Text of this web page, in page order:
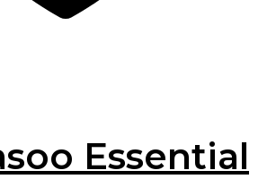
Essential